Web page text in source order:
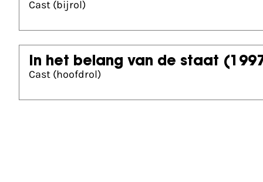
Cast (bijrol)
In het belang van de staat
Cast (hoofdrol)